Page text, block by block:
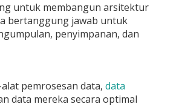
untuk membangun arsitektur
bertanggung jawab untuk
penyimpanan, dan
pemrosesan data, data
data mereka secara optimal